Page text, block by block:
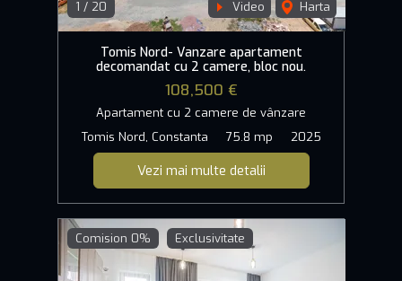
1 / 20 Video Harta
Tomis Nord- Vanzare apartament
decomandat cu 2 camere, bloc nou.
108,500 €
Apartament cu 2 camere de vânzare
Tomis Nord, Constanta
75.8 mp 2025
Vezi mai multe detalii
Comision 0% Exclusivitate